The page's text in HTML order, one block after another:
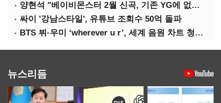
양현석 "베이비몬스터 2월 신곡, 기존 YG에 없던 노래"
싸이 '강남스타일', 유튜브 조회수 50억 돌파
BTS 뷔·우미 ‘wherever u r’, 세계 음원 차트 청신호
뉴스리듬